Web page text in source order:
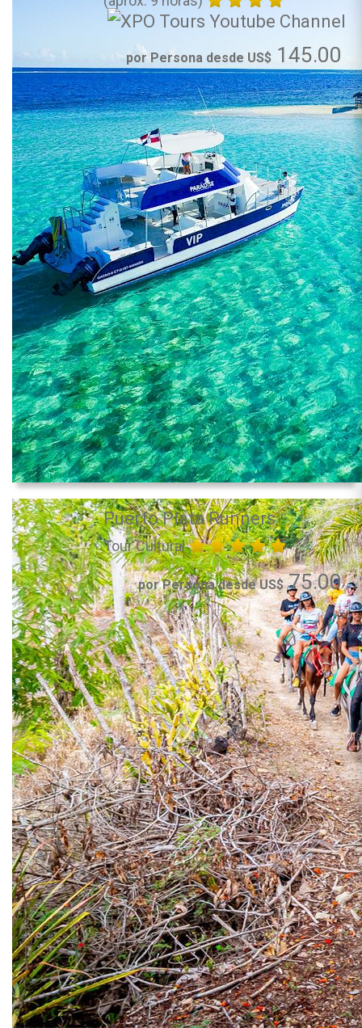
por Persona desde US$ 145.00
Puerto Plata Runners
Tour Cultural
por Persona desde US$75.00